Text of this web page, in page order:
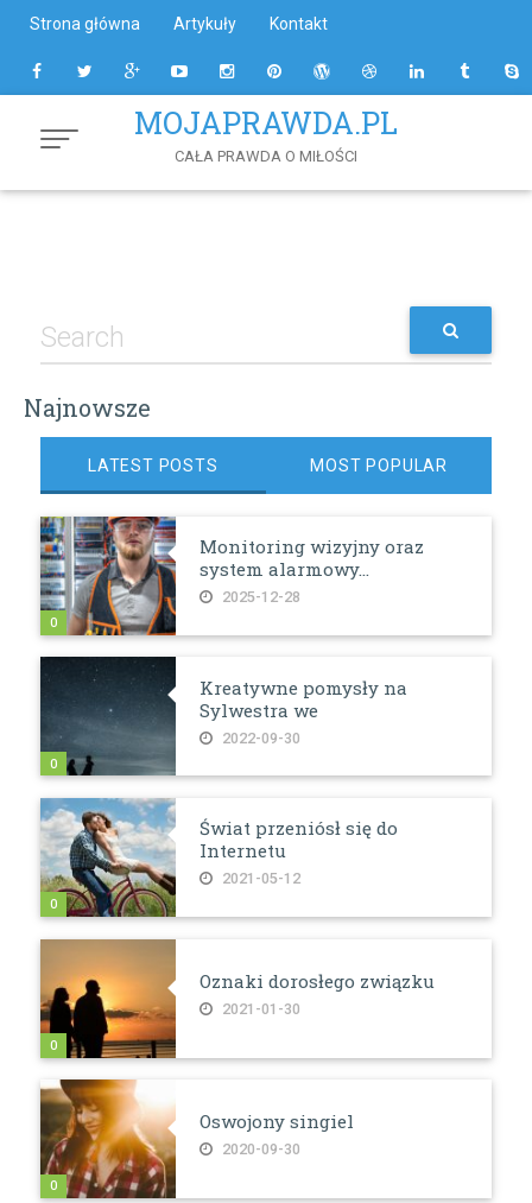
Content
Strona główna Artykuły Kontakt
MOJAPRAWDA.PL
CAŁA PRAWDA O MIŁOŚCI
Najnowsze
LATEST POSTS MOST POPULAR
Monitoring wizyjny oraz
system alarmowy...
2025-12-28
0
Kreatywne pomysły na
Sylwestra we
2022-09-30
0
Świat przeniósł się do
Internetu
2021-05-12
0
Oznaki dorosłego związku
2021-01-30
0
Oswojony singiel
2020-09-30
0